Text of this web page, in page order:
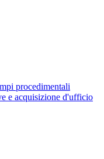
procedimentali
e acquisizione d'ufficio